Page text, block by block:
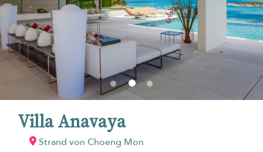
Villa Anavaya
Strand von Choeng Mon